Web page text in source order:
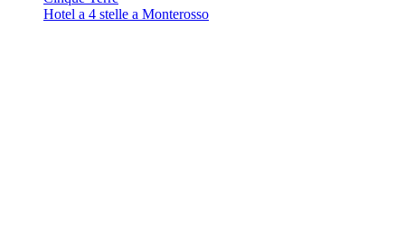
Hotel a 4 stelle a Monterosso